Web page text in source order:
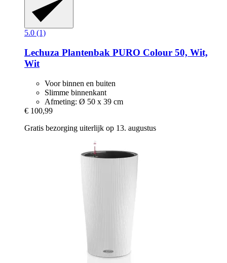
5.0 (1)
Lechuza Plantenbak PURO Colour 50, Wit,
Wit
Voor binnen en buiten
Slimme binnenkant
Afmeting: Ø 50 x 39 cm
€ 100,99
Gratis bezorging uiterlijk op 13. augustus